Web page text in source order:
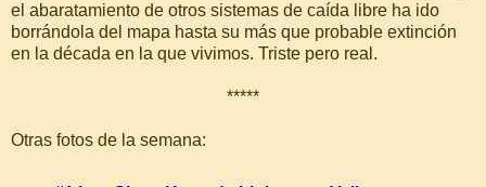
el abaratamiento de otros sistemas de caída libre ha ido
borrándola del mapa hasta su más que probable extinción
en la década en la que vivimos. Triste pero real.
*****
Otras fotos de la semana: